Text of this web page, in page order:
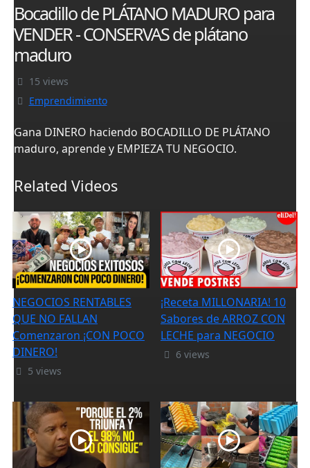
Bocadillo de PLÁTANO MADURO para
VENDER - CONSERVAS de plátano
maduro
15 views
Emprendimiento
Gana DINERO haciendo BOCADILLO DE PLÁTANO
maduro, aprende y EMPIEZA TU NEGOCIO.
Related Videos
NEGOCIOS RENTABLES
QUE NO FALLAN
Comenzaron ¡CON POCO
DINERO!
5 views
¡Receta MILLONARIA! 10
Sabores de ARROZ CON
LECHE para NEGOCIO
6 views